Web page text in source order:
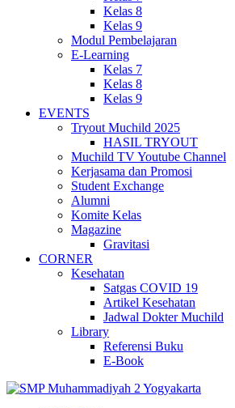
Kelas 8
Kelas 9
Modul Pembelajaran
E-Learning
Kelas 7
Kelas 8
Kelas 9
EVENTS
Tryout Muchild 2025
HASIL TRYOUT
Muchild TV Youtube Channel
Kerjasama dan Promosi
Student Exchange
Alumni
Komite Kelas
Magazine
Gravitasi
CORNER
Kesehatan
Satgas COVID 19
Artikel Kesehatan
Jadwal Dokter Muchild
Library
Referensi Buku
E-Book